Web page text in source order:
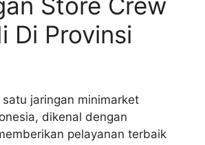
Di Provinsi
jaringan minimarket
dikenal dengan
pelayanan terbaik